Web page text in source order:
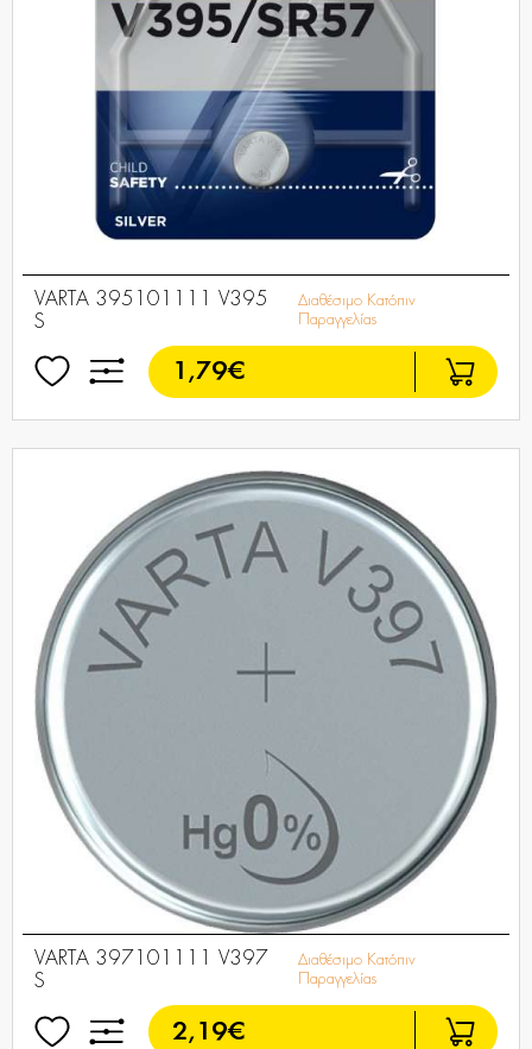
VARTA 395101111 V395
S
Διαθέσιμο Κατόπιν
Παραγγελίας
1,79€
VARTA 397101111 V397
S
Διαθέσιμο Κατόπιν
Παραγγελίας
2,19€